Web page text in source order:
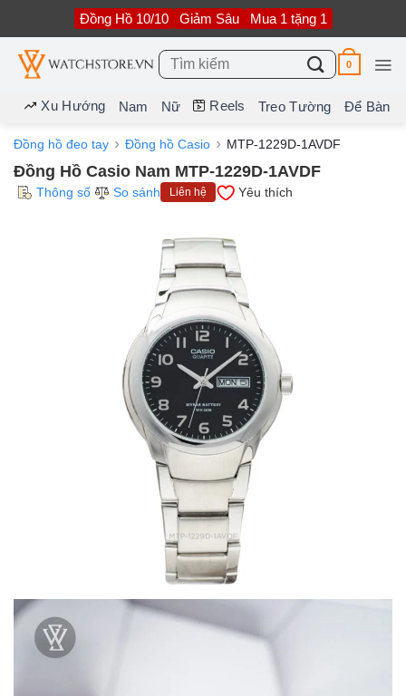
nội
dung
Đồng Hồ 10/10 Giảm Sâu Mua 1 tặng 1
Tìm
kiếm:
0
Xu Hướng Nam Nữ Reels Treo Tường Để Bàn
Đồng hồ đeo tay Đồng hồ Casio MTP-1229D-1AVDF
Đồng Hồ Casio Nam MTP-1229D-1AVDF
Thông số So sánh Liên hệ Yêu thích